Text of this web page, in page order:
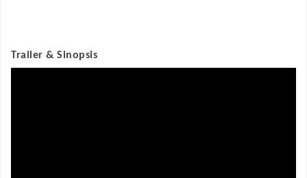
Trailer & Sinopsis